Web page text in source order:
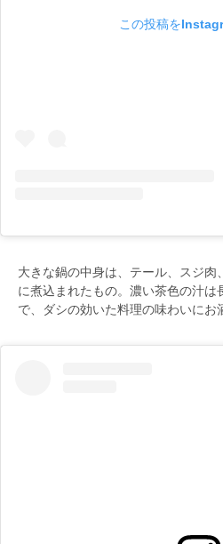
この投稿を
大きな鍋の中身は、テール、スジ肉
に煮込まれたもの。濃い茶色の汁は
で、ダシの効いた料理の味わいにお